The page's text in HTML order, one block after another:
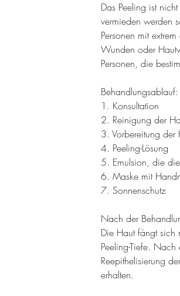
Das Peeling ist
vermieden werden
Personen mit
Wunden oder
Personen, die
Behandlungsablauf:
1. Konsultation
2. Reinigung der
3. Vorbereitung der
4. Peeling-Lösung
5. Emulsion, die
6. Maske mit
7. Sonnenschutz
Nach der
Die Haut fängt
Peeling-Tiefe.
Reepithelisierung
erhalten.